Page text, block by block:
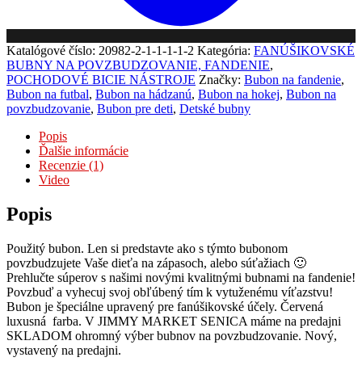
Katalógové číslo: 20982-2-1-1-1-1-2 Kategória: FANÚŠIKOVSKÉ
BUBNY NA POVZBUDZOVANIE, FANDENIE,
POCHODOVÉ BICIE NÁSTROJE Značky: Bubon na fandenie,
Bubon na futbal, Bubon na hádzanú, Bubon na hokej, Bubon na
povzbudzovanie, Bubon pre deti, Detské bubny
Popis
Ďalšie informácie
Recenzie (1)
Video
Popis
Použitý bubon. Len si predstavte ako s týmto bubonom
povzbudzujete Vaše dieťa na zápasoch, alebo súťažiach 🙂
Prehlučte súperov s našimi novými kvalitnými bubnami na fandenie!
Povzbuď a vyhecuj svoj obľúbený tím k vytuženému víťazstvu!
Bubon je špeciálne upravený pre fanúšikovské účely. Červená
luxusná farba. V JIMMY MARKET SENICA máme na predajni
SKLADOM ohromný výber bubnov na povzbudzovanie. Nový,
vystavený na predajni.